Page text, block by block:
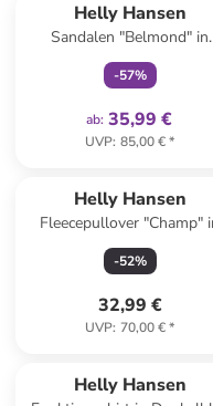
Helly Hansen
Sandalen "Belmond" in
Schwarz
-57%
ab: 35,99 €
UVP: 85,00 €*
Helly Hansen
Fleecepullover "Champ"
Hellbraun/ Schwarz
-52%
32,99 €
UVP: 70,00 €*
Helly Hansen